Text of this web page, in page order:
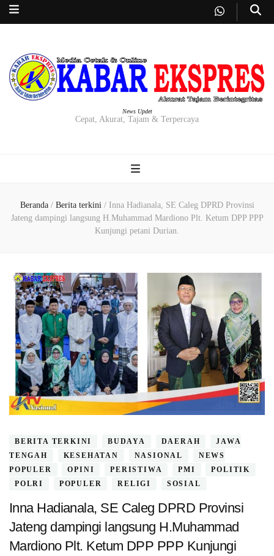
News Updet
Cepat, Akurat, Tajam & Terpercaya
Beranda / Berita terkini / Inna Hadianala, SE Caleg DPRD Provinsi
Jateng dampingi langsung H.Muhammad Mardiono Plt. Ketum DPP PPP
Kunjungi petani Durian.
BERITA TERKINI BUDAYA DAERAH
JAWA
TENGAH
KESEHATAN NASIONAL
NEWS
POPULER
OPINI PERISTIWA PMI
POLITIK
POLRI
POPULER RELIGI SOSIAL
Inna Hadianala, SE Caleg DPRD Provinsi
Jateng dampingi langsung H.Muhammad
Mardiono Plt. Ketum DPP PPP Kunjungi